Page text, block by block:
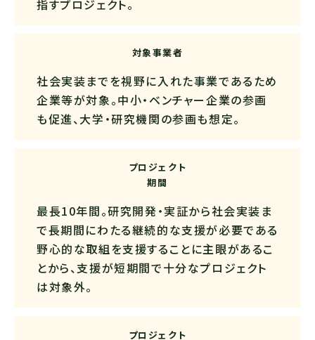
指すプロジェクト。
対象事業者
社会実装までを視野に入れた事業であるため
企業等が対象。中小・ベンチャー企業の参画
も促進、大学・研究機関の参画も想定。
プロジェクト
期間
最長10年間。研究開発・実証から社会実装ま
で長期間にわたる継続的な支援が必要である
野心的な取組を支援することに主眼があるこ
とから、支援が短期間で十分なプロジェクト
は対象外。
プロジェクト